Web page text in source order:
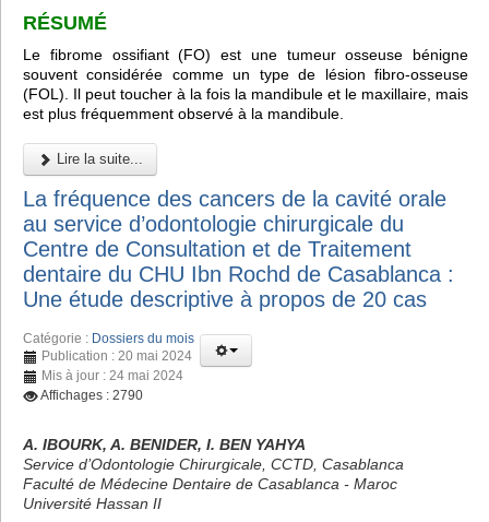
RÉSUMÉ
Le fibrome ossifiant (FO) est une tumeur osseuse bénigne
souvent considérée comme un type de lésion fibro-osseuse
(FOL). Il peut toucher à la fois la mandibule et le maxillaire, mais
est plus fréquemment observé à la mandibule.
Lire la suite...
La fréquence des cancers de la cavité orale
au service d’odontologie chirurgicale du
Centre de Consultation et de Traitement
dentaire du CHU Ibn Rochd de Casablanca :
Une étude descriptive à propos de 20 cas
Catégorie : Dossiers du mois
Publication : 20 mai 2024
Mis à jour : 24 mai 2024
Affichages : 2790
A. IBOURK, A. BENIDER, I. BEN YAHYA
Service d’Odontologie Chirurgicale, CCTD, Casablanca
Faculté de Médecine Dentaire de Casablanca - Maroc
Université Hassan II